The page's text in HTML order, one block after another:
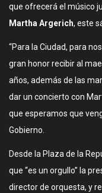
que ofrecerá el músico
Martha Argerich, este
“Para la Ciudad, para
gran honor recibir al
años, además de las
dar un concierto con
que esperamos que
Gobierno.
Desde la Plaza de la
que “es un orgullo” la
director de orquesta, y